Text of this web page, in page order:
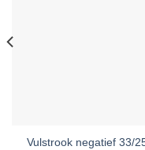
Vulstrook negatief 33/